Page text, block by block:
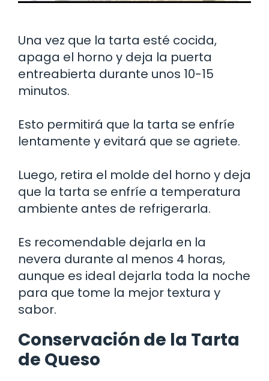
Una vez que la tarta esté cocida,
apaga el horno y deja la puerta
entreabierta durante unos 10-15
minutos.
Esto permitirá que la tarta se enfríe
lentamente y evitará que se agriete.
Luego, retira el molde del horno y deja
que la tarta se enfríe a temperatura
ambiente antes de refrigerarla.
Es recomendable dejarla en la
nevera durante al menos 4 horas,
aunque es ideal dejarla toda la noche
para que tome la mejor textura y
sabor.
Conservación de la Tarta
de Queso